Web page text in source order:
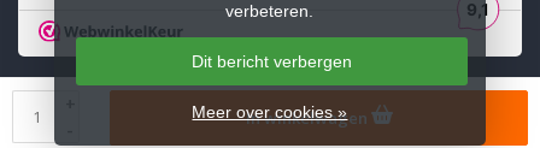
In winkelwagen
verbeteren.
Dit bericht verbergen
Meer over cookies »
© Copyright 2026 sokkenzaak.nl